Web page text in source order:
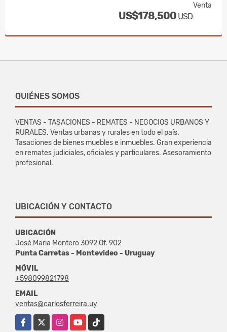
Venta
US$178,500 USD
QUIÉNES SOMOS
VENTAS - TASACIONES - REMATES - NEGOCIOS URBANOS Y
RURALES. Ventas urbanas y rurales en todo el país.
Tasaciones de bienes muebles e inmuebles. Gran experiencia
en remates judiciales, oficiales y particulares. Asesoramiento
profesional.
UBICACIÓN Y CONTACTO
UBICACIÓN
José Maria Montero 3092 Of. 902
Punta Carretas - Montevideo - Uruguay
MÓVIL
+598099821798
EMAIL
ventas@carlosferreira.uy
Facebook
InstagramYouTubeTikTok